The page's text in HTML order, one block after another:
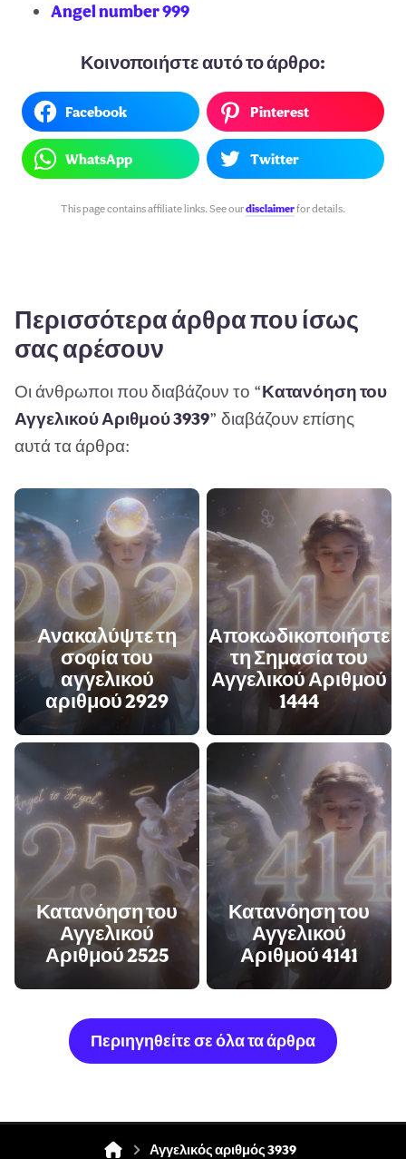
Angel number 999
Κοινοποιήστε αυτό το άρθρο:
Facebook Pinterest
WhatsApp Twitter
This page contains affiliate links. See ourdisclaimerfor details.
Περισσότερα άρθρα που ίσως
σας αρέσουν
Οι άνθρωποι που διαβάζουν το “Κατανόηση του
Αγγελικού Αριθμού 3939” διαβάζουν επίσης
αυτά τα άρθρα:
Ανακαλύψτε τη
σοφία του
αγγελικού
αριθμού 2929
Αποκωδικοποιήστε
τη Σημασία του
Αγγελικού Αριθμού
1444
Κατανόηση του
Αγγελικού
Αριθμού 2525
Κατανόηση του
Αγγελικού
Αριθμού 4141
Περιηγηθείτε σε όλα τα άρθρα
Αγγελικός αριθμός 3939